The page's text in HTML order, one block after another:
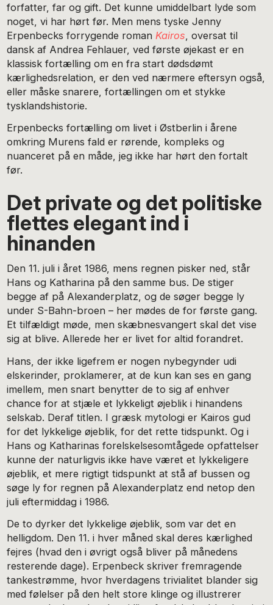
forfatter, far og gift. Det kunne umiddelbart lyde som
noget, vi har hørt før. Men mens tyske Jenny
Erpenbecks forrygende roman Kairos , oversat til
dansk af Andrea Fehlauer, ved første øjekast er en
klassisk fortælling om en fra start dødsdømt
kærlighedsrelation, er den ved nærmere eftersyn også,
eller måske snarere, fortællingen om et stykke
tysklandshistorie.
Erpenbecks fortælling om livet i Østberlin i årene
omkring Murens fald er rørende, kompleks og
nuanceret på en måde, jeg ikke har hørt den fortalt
før.
Det private og det politiske
flettes elegant ind i
hinanden
Den 11. juli i året 1986, mens regnen pisker ned, står
Hans og Katharina på den samme bus. De stiger
begge af på Alexanderplatz, og de søger begge ly
under S-Bahn-broen – her mødes de for første gang.
Et tilfældigt møde, men skæbnesvangert skal det vise
sig at blive. Allerede her er livet for altid forandret.
Hans, der ikke ligefrem er nogen nybegynder udi
elskerinder, proklamerer, at de kun kan ses en gang
imellem, men snart benytter de to sig af enhver
chance for at stjæle et lykkeligt øjeblik i hinandens
selskab. Deraf titlen. I græsk mytologi er Kairos gud
for det lykkelige øjeblik, for det rette tidspunkt. Og i
Hans og Katharinas forelskelsesomtågede opfattelser
kunne der naturligvis ikke have været et lykkeligere
øjeblik, et mere rigtigt tidspunkt at stå af bussen og
søge ly for regnen på Alexanderplatz end netop den
juli eftermiddag i 1986.
De to dyrker det lykkelige øjeblik, som var det en
helligdom. Den 11. i hver måned skal deres kærlighed
fejres (hvad den i øvrigt også bliver på månedens
resterende dage). Erpenbeck skriver fremragende
tankestrømme, hvor hverdagens trivialitet blander sig
med følelser på den helt store klinge og illustrerer